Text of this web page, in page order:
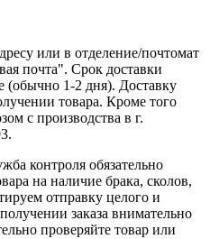
или в отделение/почтомат
почта". Срок доставки
(обычно 1-2 дня). Доставку
товара. Кроме того
с производства в г.
контроля обязательно
на наличие брака, сколов,
отправку целого и
заказа внимательно
проверяйте товар или